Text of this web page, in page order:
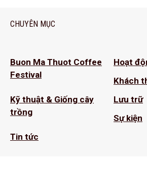
CHUYÊN MỤC
Buon Ma Thuot Coffee
Festival
Hoạt
Khách
Kỹ thuật & Giống cây
trồng
Lưu trữ
Sự kiện
Tin tức